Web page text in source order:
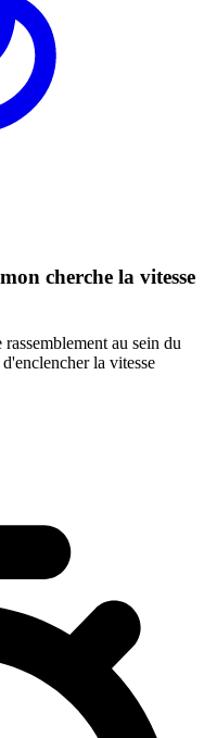
cherche la vitesse
au sein du
la vitesse